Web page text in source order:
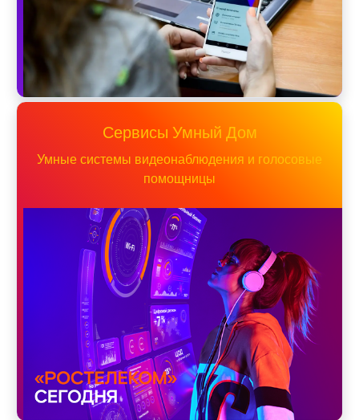
Сервисы Умный Дом
Умные системы видеонаблюдения и голосовые
помощницы